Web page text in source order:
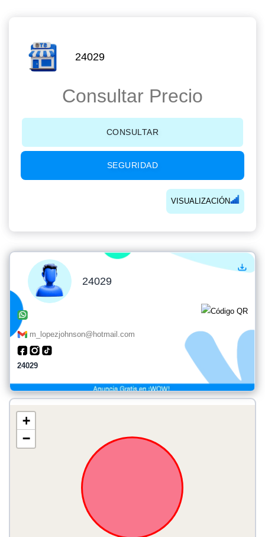
24029
Consultar Precio
CONSULTAR
SEGURIDAD
VISUALIZACIÓN
24029
m_lopezjohnson@hotmail.com
24029
+
−